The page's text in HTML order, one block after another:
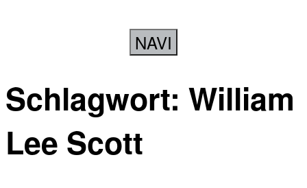
NAVI
Schlagwort: William
Lee Scott